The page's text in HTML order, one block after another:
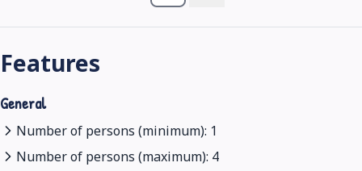
Features
General
Number of persons (minimum): 1
Number of persons (maximum): 4